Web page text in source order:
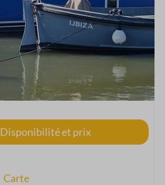
Disponibilité et prix
Carte